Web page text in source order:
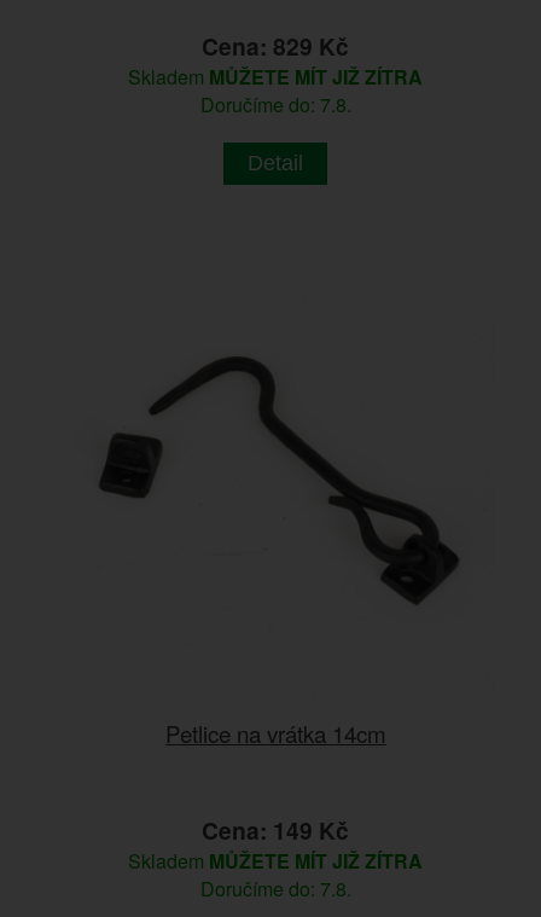
Cena: 829 Kč
Skladem MŮŽETE MÍT JIŽ ZÍTRA
Doručíme do: 7.8.
Detail
Petlice na vrátka 14cm
Cena: 149 Kč
Skladem MŮŽETE MÍT JIŽ ZÍTRA
Doručíme do: 7.8.